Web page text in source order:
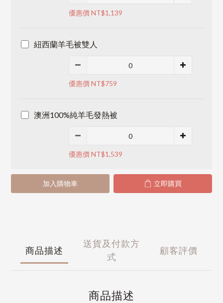
優惠價 NT$1,139
紐西蘭羊毛被雙人
優惠價 NT$759
澳洲100%純羊毛發熱被
優惠價 NT$1,539
加入購物車 立即購買
商品描述
送貨及付款方
式
顧客評價
商品描述